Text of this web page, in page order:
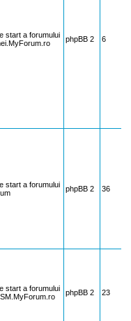
start a forumului
phpBB 2 6
start a forumului
phpBB 2 36
start a forumului
phpBB 2 23